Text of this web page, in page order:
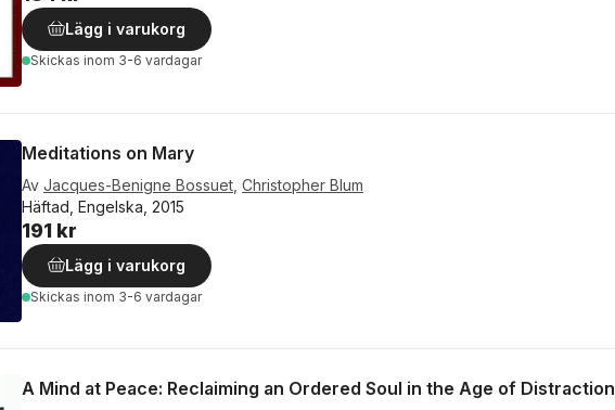
Lägg i varukorg
Skickas inom 3-6 vardagar
Meditations on Mary
Av Jacques-Benigne Bossuet Christopher Blum
Häftad, Engelska, 2015
191 kr
Lägg i varukorg
Skickas inom 3-6 vardagar
A Mind at Peace: Reclaiming an Ordered Soul in the Age of Distraction